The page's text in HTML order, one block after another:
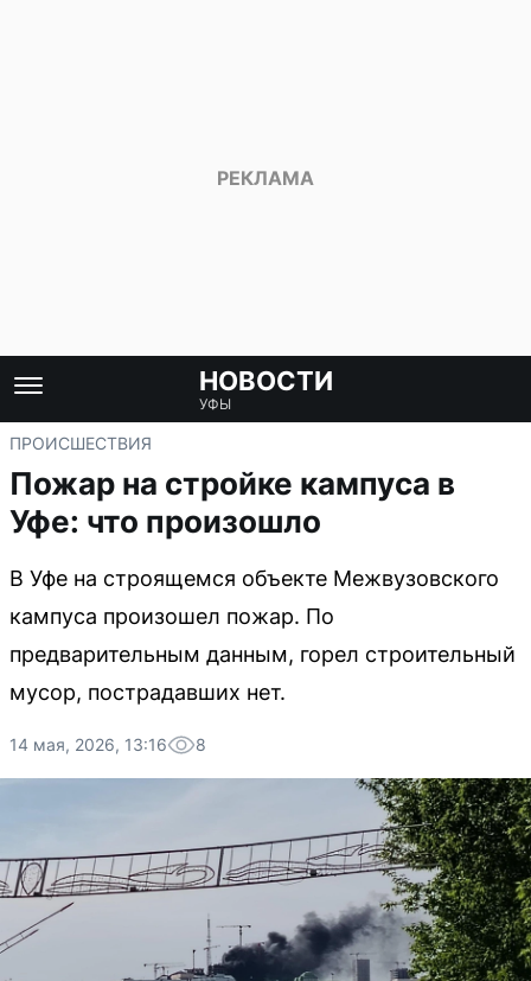
НОВОСТИ
УФЫ
ПРОИСШЕСТВИЯ
Пожар на стройке кампуса в
Уфе: что произошло
В Уфе на строящемся объекте Межвузовского
кампуса произошел пожар. По
предварительным данным, горел строительный
мусор, пострадавших нет.
14 мая, 2026, 13:16 8